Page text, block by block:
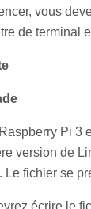
vous
de terminal
Pi 3
version de
fichier se